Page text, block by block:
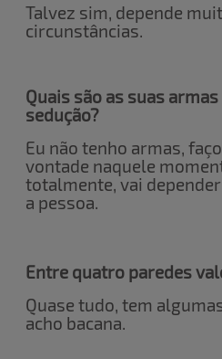
Talvez sim, depende
circunstâncias.
Quais são as suas
sedução?
Eu não tenho armas,
vontade naquele
totalmente, vai
a pessoa.
Entre quatro paredes
Quase tudo, tem
acho bacana.